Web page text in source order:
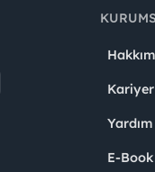
Kariyer
Yardım
E-Book